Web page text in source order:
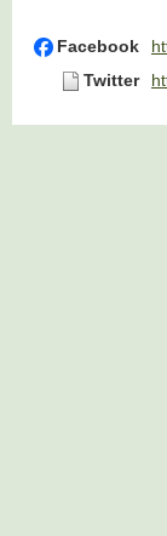
Facebook
Twitter